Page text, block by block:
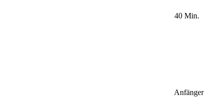
40 Min.
Anfänger